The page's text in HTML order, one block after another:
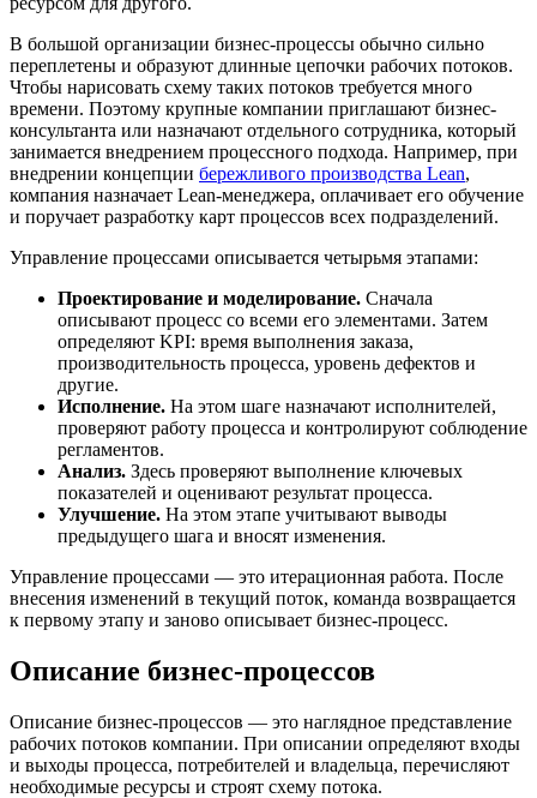
В большой организации бизнес-процессы обычно сильно
переплетены и образуют длинные цепочки рабочих потоков.
Чтобы нарисовать схему таких потоков требуется много
времени. Поэтому крупные компании приглашают бизнес-
консультанта или назначают отдельного сотрудника, который
занимается внедрением процессного подхода. Например, при
внедрении концепции бережливого производства Lean,
компания назначает Lean-менеджера, оплачивает его обучение
и поручает разработку карт процессов всех подразделений.
Управление процессами описывается четырьмя этапами:
Проектирование и моделирование. Сначала
описывают процесс со всеми его элементами. Затем
определяют KPI: время выполнения заказа,
производительность процесса, уровень дефектов и
другие.
Исполнение. На этом шаге назначают исполнителей,
проверяют работу процесса и контролируют соблюдение
регламентов.
Анализ. Здесь проверяют выполнение ключевых
показателей и оценивают результат процесса.
Улучшение. На этом этапе учитывают выводы
предыдущего шага и вносят изменения.
Управление процессами — это итерационная работа. После
внесения изменений в текущий поток, команда возвращается
к первому этапу и заново описывает бизнес-процесс.
Описание бизнес-процессов
Описание бизнес-процессов — это наглядное представление
рабочих потоков компании. При описании определяют входы
и выходы процесса, потребителей и владельца, перечисляют
необходимые ресурсы и строят схему потока.